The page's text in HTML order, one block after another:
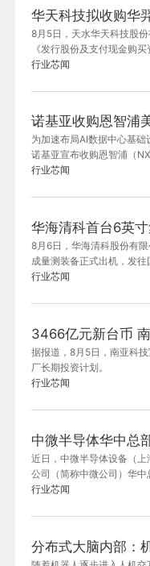
8月5日，天水华天科技股
《发行股份及支付现金购
套资金暨关联交易报告书
购华羿微电子股份有限公司
亿元。
行业芯闻
为加速布局AI数据中心基础
诺基亚宣布收购恩智浦（
亚利桑那州钱德勒市的半
光通讯元件自制能力。
行业芯闻
8月6日，华海清科股份有
成量测装备正式出机，发往
料领军企业。
行业芯闻
据报道，8月5日，南亚科
厂长期投资计划。
行业芯闻
中微半导体华中总
近日，中微半导体设备（上
公司（简称中微公司）华中
光谷，项目聚焦核心半导
谷存算双创园，预计明年初
行业芯闻